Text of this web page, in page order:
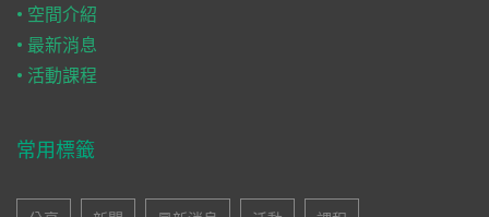
• 空間介紹
• 最新消息
• 活動課程
常用標籤